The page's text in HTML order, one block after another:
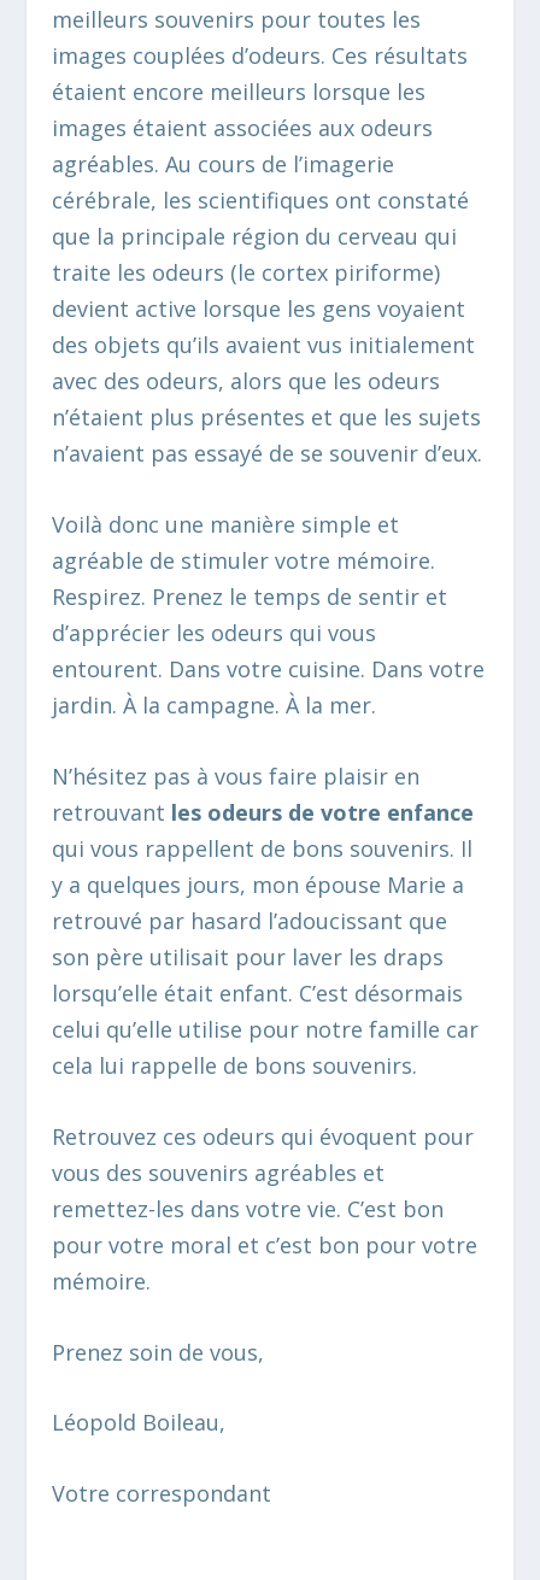
meilleurs souvenirs pour toutes les
images couplées d’odeurs. Ces résultats
étaient encore meilleurs lorsque les
images étaient associées aux odeurs
agréables. Au cours de l’imagerie
cérébrale, les scientifiques ont constaté
que la principale région du cerveau qui
traite les odeurs (le cortex piriforme)
devient active lorsque les gens voyaient
des objets qu’ils avaient vus initialement
avec des odeurs, alors que les odeurs
n’étaient plus présentes et que les sujets
n’avaient pas essayé de se souvenir d’eux.
Voilà donc une manière simple et
agréable de stimuler votre mémoire.
Respirez. Prenez le temps de sentir et
d’apprécier les odeurs qui vous
entourent. Dans votre cuisine. Dans votre
jardin. À la campagne. À la mer.
N’hésitez pas à vous faire plaisir en
retrouvant les odeurs de votre enfance
qui vous rappellent de bons souvenirs. Il
y a quelques jours, mon épouse Marie a
retrouvé par hasard l’adoucissant que
son père utilisait pour laver les draps
lorsqu’elle était enfant. C’est désormais
celui qu’elle utilise pour notre famille car
cela lui rappelle de bons souvenirs.
Retrouvez ces odeurs qui évoquent pour
vous des souvenirs agréables et
remettez-les dans votre vie. C’est bon
pour votre moral et c’est bon pour votre
mémoire.
Prenez soin de vous,
Léopold Boileau,
Votre correspondant